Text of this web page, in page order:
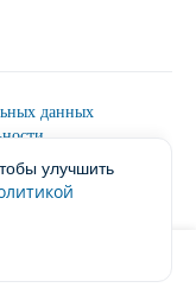
данных
данных
улучшить